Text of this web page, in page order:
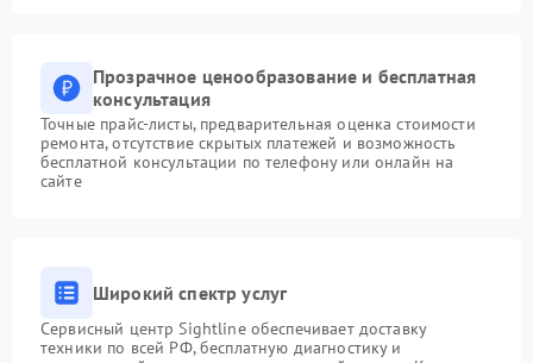
Прозрачное ценообразование и бесплатная
консультация
Точные прайс-листы, предварительная оценка стоимости
ремонта, отсутствие скрытых платежей и возможность
бесплатной консультации по телефону или онлайн на
сайте
Широкий спектр услуг
Сервисный центр Sightline обеспечивает доставку
техники по всей РФ, бесплатную диагностику и